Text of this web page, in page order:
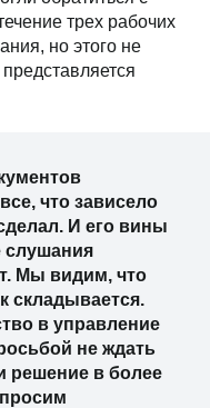
трех рабочих
но этого не
что зависело
И его вины
слушания
Мы видим, что
складывается.
в управление
не ждать
решение в более